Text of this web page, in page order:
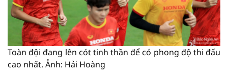
Toàn đội đang lên cót tinh thần để có phong độ thi đấu
cao nhất. Ảnh: Hải Hoàng